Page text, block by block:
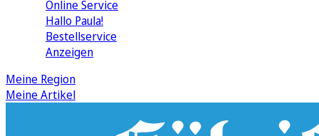
Online Service
Hallo Paula!
Bestellservice
Anzeigen
Meine Region
Meine Artikel